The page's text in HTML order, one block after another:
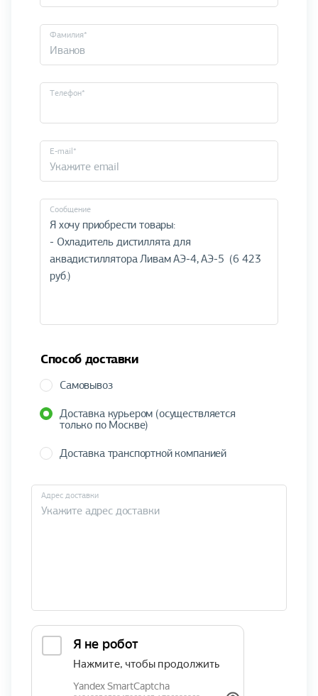
Фамилия*
Телефон*
E-mail*
Cообщение
Способ доставки
Самовывоз
Доставка курьером (осуществляется
только по Москве)
Доставка транспортной компанией
Адрес доставки